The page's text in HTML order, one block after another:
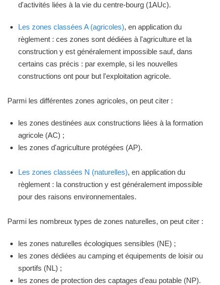
d'activités liées à la vie du centre-bourg (1AUc).
Les zones classées A (agricoles), en application du
règlement : ces zones sont dédiées à l'agriculture et la
construction y est généralement impossible sauf, dans
certains cas précis : par exemple, si les nouvelles
constructions ont pour but l'exploitation agricole.
Parmi les différentes zones agricoles, on peut citer :
les zones destinées aux constructions liées à la formation
agricole (AC) ;
les zones d'agriculture protégées (AP).
Les zones classées N (naturelles), en application du
règlement : la construction y est généralement impossible
pour des raisons environnementales.
Parmi les nombreux types de zones naturelles, on peut citer :
les zones naturelles écologiques sensibles (NE) ;
les zones dédiées au camping et équipements de loisir ou
sportifs (NL) ;
les zones de protection des captages d'eau potable (NP).